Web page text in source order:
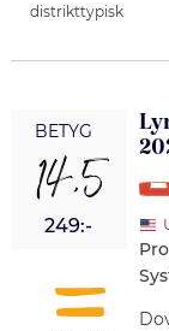
distrikttypisk
BETYG
14,5
249:-